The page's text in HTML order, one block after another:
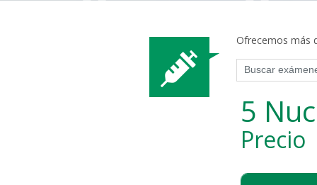
Ofrecemos más
5
Precio